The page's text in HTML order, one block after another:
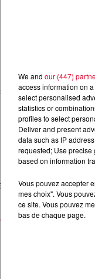
& Pollux du
www.radiofg.com/fg-
dance, EDM,
politique-de-
We and our (447)
access information on
select personalised
statistics or
profiles to select
Deliver and present
data such as IP
requested; Use precise
based on information
Vous pouvez accepter
mes choix". Vous
ce site. Vous pouvez
bas de chaque page.